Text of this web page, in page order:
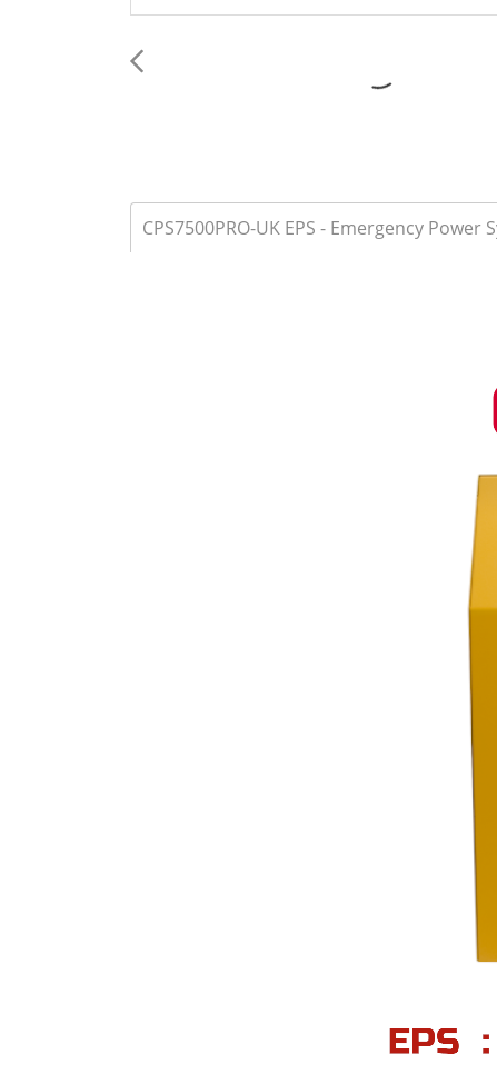
CPS7500PRO-UK EPS - Emergency